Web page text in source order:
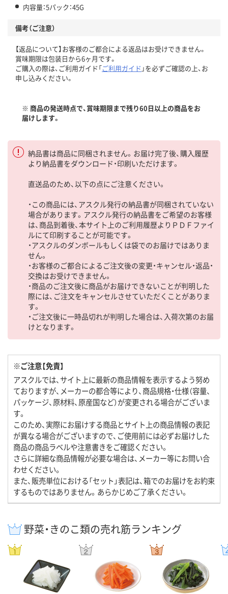
内容量：5パック：45G
備考（ご注意）
【返品について】お客様のご都合による返品はお受けできません。
賞味期限は包装日から6ヶ月です。
ご購入の際は、ご利用ガイド「ご利用ガイド 」を必ずご確認の上、お
申し込みください。
※ 商品の発送時点で、賞味期限まで残り60日以上の商品をお
届けします。
納品書は商品に同梱されません。お届け完了後、購入履歴
より納品書をダウンロード・印刷いただけます。
直送品のため、以下の点にご注意ください。
・この商品には、アスクル発行の納品書が同梱されていない
場合があります。アスクル発行の納品書をご希望のお客様
は、商品到着後、本サイト上のご利用履歴よりＰＤＦファイ
ルにて印刷することが可能です。
・アスクルのダンボールもしくは袋でのお届けではありま
せん。
・お客様のご都合によるご注文後の変更・キャンセル・返品・
交換はお受けできません。
・商品のご注文後に商品がお届けできないことが判明した
際には、ご注文をキャンセルさせていただくことがありま
す。
・ご注文後に一時品切れが判明した場合は、入荷次第のお届
けとなります。
※ご注意【免責】
アスクルでは、サイト上に最新の商品情報を表示するよう努め
ておりますが、メーカーの都合等により、商品規格・仕様（容量、
パッケージ、原材料、原産国など）が変更される場合がございま
す。
このため、実際にお届けする商品とサイト上の商品情報の表記
が異なる場合がございますので、ご使用前には必ずお届けした
商品の商品ラベルや注意書きをご確認ください。
さらに詳細な商品情報が必要な場合は、メーカー等にお問い合
わせください。
また、販売単位における「セット」表記は、箱でのお届けをお約束
するものではありません。あらかじめご了承ください。
野菜・きのこ類の売れ筋ランキング